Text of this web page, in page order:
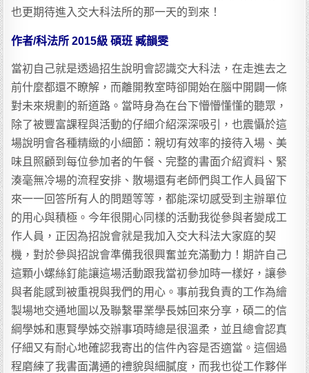
也更期待進入交大科法所的那一天的到來！
作者/科法所 2015級 碩班 臧韻雯
當初自己就是透過招生說明會認識交大科法，在走進去之
前什麼都還不瞭解，而離開教室時卻開始在腦中開闢一條
對未來規劃的新道路。當時身為在台下懵懵懂懂的聽眾，
除了被豐富課程與活動的仔細介紹深深吸引，也震懾於這
場說明會各種精緻的小細節：親切有效率的接待入場、美
味且照顧到每位參加者的午餐、完整的書面介紹資料、緊
湊毫無冷場的流程安排、散場還有老師們與工作人員留下
來一一回答所有人的問題等等，都能深切感受到主辦單位
的用心與積極。今年很開心同樣的活動我從參與者變成工
作人員，正因為招說會就是我加入交大科法大家庭的契
機，對於參與招說會準備我很興奮並充滿動力！期許自己
這顆小螺絲釘能讓這場活動跟我當初參加時一樣好，讓參
與者能感到被重視與我們的用心。事前我負責的工作為繪
製場地交通地圖以及聯繫畢業學長姊回來分享，碩二的信
綱學姊和惠賢學姊交辦事項時總是很溫柔，並且總會認真
仔細又有耐心地確認我寄出的信件內容是否適當。這個過
程磨練了我書面溝通的禮貌與細膩度，而我也從工作夥伴